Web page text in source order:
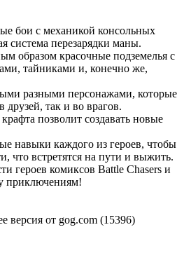
бои с механикой консольных
система перезарядки маны.
образом красочные подземелья с
тайниками и, конечно же,
разными персонажами, которые
друзей, так и во врагов.
позволит создавать новые
навыки каждого из героев, чтобы
что встретятся на пути и выжить.
героев комиксов Battle Chasers и
приключениям!
версия от gog.com (15396)